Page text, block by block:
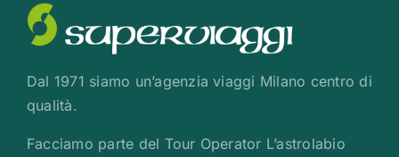
Dal 1971 siamo un’agenzia viaggi Milano centro di
qualità.
Facciamo parte del Tour Operator L’astrolabio